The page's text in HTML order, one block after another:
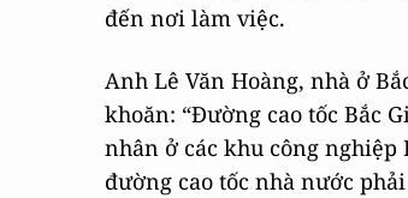
đến nơi làm việc.
Anh Lê Văn Hoàng, nhà ở
khoăn: “Đường cao tốc Bắc
nhân ở các khu công
đường cao tốc nhà nước